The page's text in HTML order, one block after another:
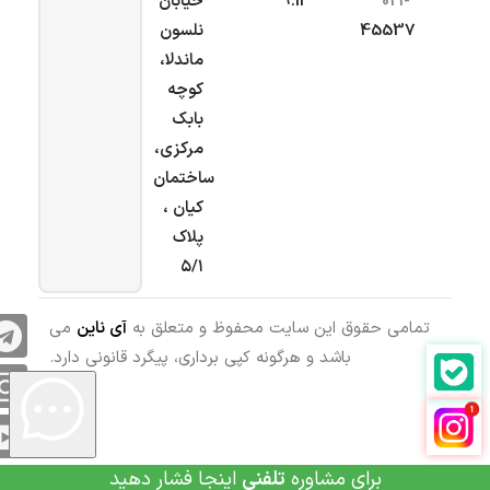
45537
نلسون
ماندلا،
کوچه
بابک
مرکزی،
ساختمان
کیان ،
پلاک
۵/۱
تمامی حقوق این سایت محفوظ و متعلق به آی ناین می
باشد و هرگونه کپی برداری، پیگرد قانونی دارد.
برای مشاوره تلفنی اینجا فشار دهید